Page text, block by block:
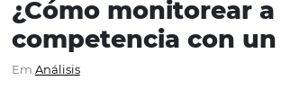
¿Cómo